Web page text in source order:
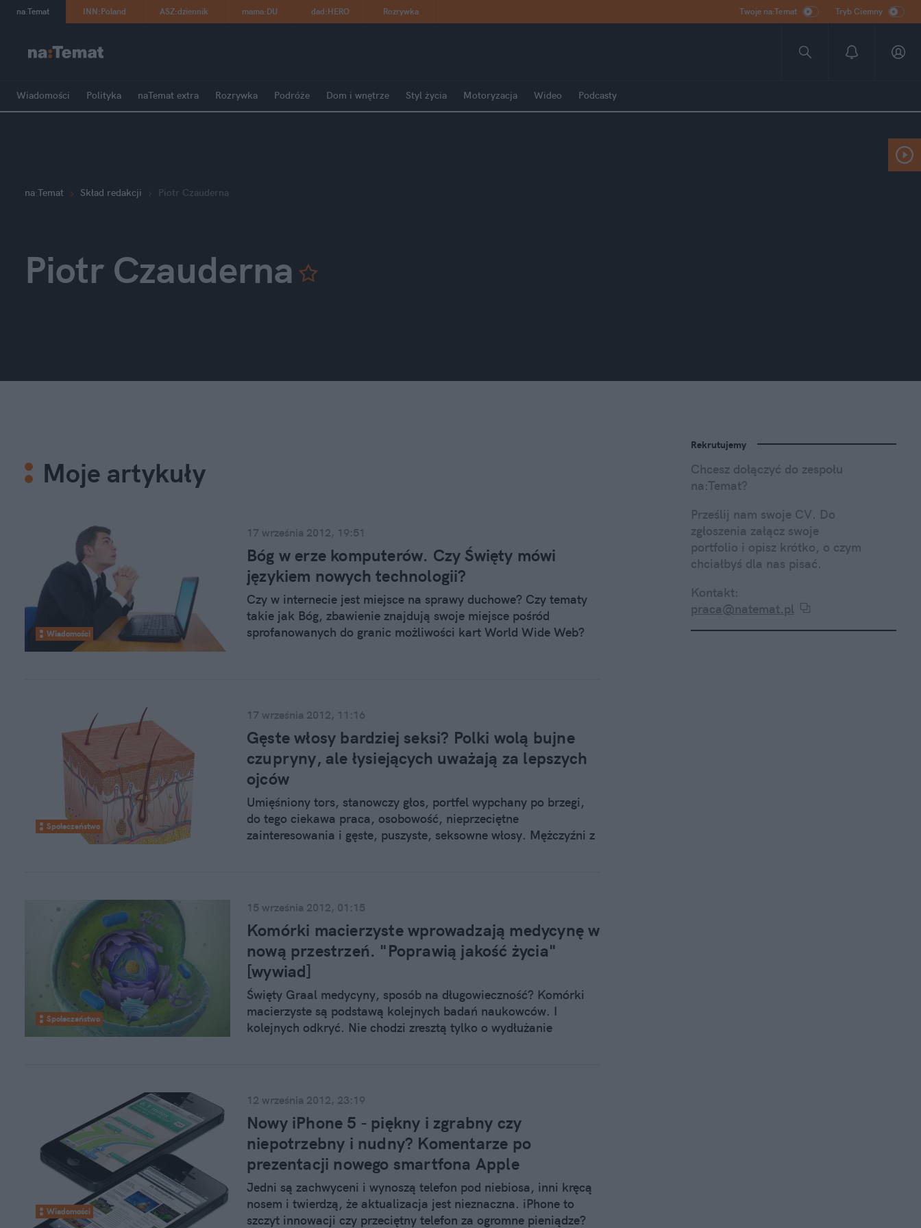
na:Temat INN:Poland ASZ:dziennik mama:DU dad:HERO Rozrywka Twoje na:Temat Tryb Ciemny
Wiadomości Polityka naTemat extra Rozrywka Podróże Dom i wnętrze Styl życia Motoryzacja Wideo Podcasty
na:Temat Skład redakcji Piotr Czauderna
Piotr Czauderna
Moje artykuły
Wiadomości
17 września 2012, 19:51
Bóg w erze komputerów. Czy Święty mówi
językiem nowych technologii?
Czy w internecie jest miejsce na sprawy duchowe? Czy tematy
takie jak Bóg, zbawienie znajdują swoje miejsce pośród
sprofanowanych do granic możliwości kart World Wide Web?
Społeczeństwo
17 września 2012, 11:16
Gęste włosy bardziej seksi? Polki wolą bujne
czupryny, ale łysiejących uważają za lepszych
ojców
Umięśniony tors, stanowczy głos, portfel wypchany po brzegi,
do tego ciekawa praca, osobowość, nieprzeciętne
zainteresowania i gęste, puszyste, seksowne włosy. Mężczyźni z
Społeczeństwo
15 września 2012, 01:15
Komórki macierzyste wprowadzają medycynę w
nową przestrzeń. "Poprawią jakość życia"
[wywiad]
Święty Graal medycyny, sposób na długowieczność? Komórki
macierzyste są podstawą kolejnych badań naukowców. I
kolejnych odkryć. Nie chodzi zresztą tylko o wydłużanie
cebulkę włosa i skłonić ją do działania po okresie uśpienia.
Wiadomości
12 września 2012, 23:19
Nowy iPhone 5 - piękny i zgrabny czy
niepotrzebny i nudny? Komentarze po
prezentacji nowego smartfona Apple
Jedni są zachwyceni i wynoszą telefon pod niebiosa, inni kręcą
nosem i twierdzą, że aktualizacja jest nieznaczna. iPhone to
szczyt innowacji czy przeciętny telefon za ogromne pieniądze?
Rekrutujemy
Chcesz dołączyć do zespołu
na:Temat?
Prześlij nam swoje CV. Do
zgłoszenia załącz swoje
portfolio i opisz krótko, o czym
chciałbyś dla nas pisać.
Kontakt:
praca@natemat.pl